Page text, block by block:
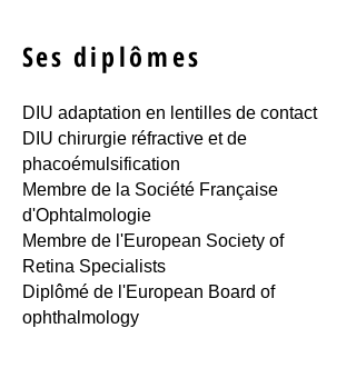
Ses diplômes
DIU adaptation en lentilles de contact
DIU chirurgie réfractive et de
phacoémulsification
Membre de la Société Française
d'Ophtalmologie
Membre de l'European Society of
Retina Specialists
Diplômé de l'European Board of
ophthalmology